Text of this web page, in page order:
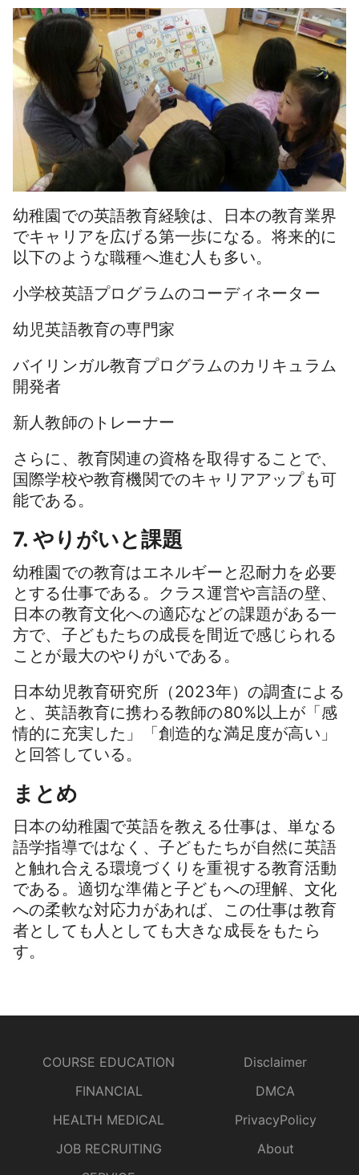
幼稚園での英語教育経験は、日本の教育業界
でキャリアを広げる第一歩になる。将来的に
以下のような職種へ進む人も多い。
小学校英語プログラムのコーディネーター
幼児英語教育の専門家
バイリンガル教育プログラムのカリキュラム
開発者
新人教師のトレーナー
さらに、教育関連の資格を取得することで、
国際学校や教育機関でのキャリアアップも可
能である。
7. やりがいと課題
幼稚園での教育はエネルギーと忍耐力を必要
とする仕事である。クラス運営や言語の壁、
日本の教育文化への適応などの課題がある一
方で、子どもたちの成長を間近で感じられる
ことが最大のやりがいである。
日本幼児教育研究所（2023年）の調査による
と、英語教育に携わる教師の80%以上が「感
情的に充実した」「創造的な満足度が高い」
と回答している。
まとめ
日本の幼稚園で英語を教える仕事は、単なる
語学指導ではなく、子どもたちが自然に英語
と触れ合える環境づくりを重視する教育活動
である。適切な準備と子どもへの理解、文化
への柔軟な対応力があれば、この仕事は教育
者としても人としても大きな成長をもたら
す。
COURSE EDUCATION
FINANCIAL
HEALTH MEDICAL
JOB RECRUITING
Disclaimer
DMCA
PrivacyPolicy
About